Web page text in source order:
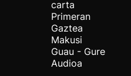
carta
Primeran
Gaztea
Makusi
Guau - Gure
Audioa